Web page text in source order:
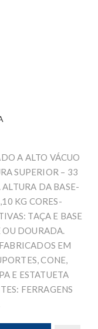
A ALTO VÁCUO
SUPERIOR – 33
DA BASE-
KG CORES-
TAÇA E BASE
OU DOURADA.
EM
CONE,
E ESTATUETA
FERRAGENS